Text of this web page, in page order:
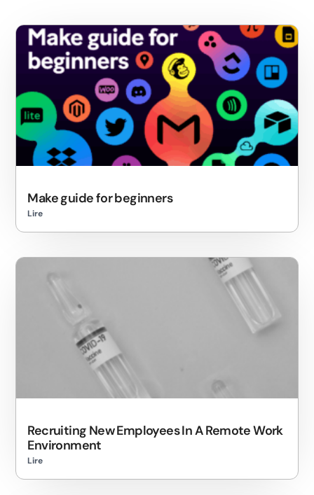
Make guide for beginners
Lire
Recruiting New Employees In A Remote Work
Environment
Lire